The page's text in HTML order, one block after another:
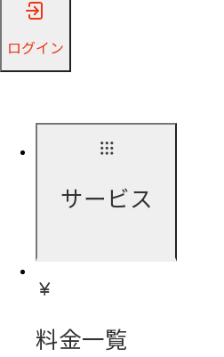
ログイン
サービス
料金一覧